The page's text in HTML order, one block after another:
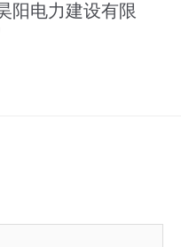
阳电力建设有限